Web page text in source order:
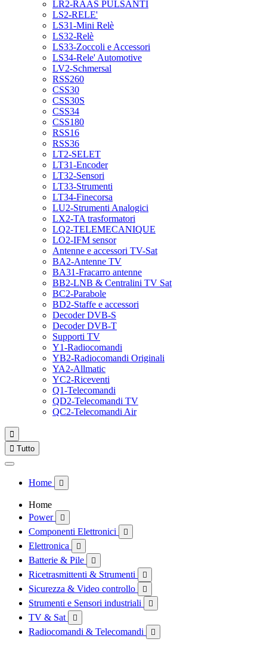
LR2-RAAS PULSANTI
LS2-RELE'
LS31-Mini Relè
LS32-Relè
LS33-Zoccoli e Accessori
LS34-Rele' Automotive
LV2-Schmersal
RSS260
CSS30
CSS30S
CSS34
CSS180
RSS16
RSS36
LT2-SELET
LT31-Encoder
LT32-Sensori
LT33-Strumenti
LT34-Finecorsa
LU2-Strumenti Analogici
LX2-TA trasformatori
LQ2-TELEMECANIQUE
LO2-IFM sensor
Antenne e accessori TV-Sat
BA2-Antenne TV
BA31-Fracarro antenne
BB2-LNB & Centralini TV Sat
BC2-Parabole
BD2-Staffe e accessori
Decoder DVB-S
Decoder DVB-T
Supporti TV
Y1-Radiocomandi
YB2-Radiocomandi Originali
YA2-Allmatic
YC2-Riceventi
Q1-Telecomandi
QD2-Telecomandi TV
QC2-Telecomandi Air

 Tutto
Home 
Home
Power

Componenti Elettronici 
Elettronica 
Batterie & Pile 
Ricetrasmittenti & Strumenti 
Sicurezza & Video controllo 
Strumenti e Sensori industriali 
TV & Sat 
Radiocomandi & Telecomandi 